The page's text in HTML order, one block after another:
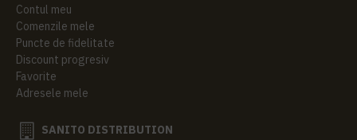
Contul meu
Comenzile mele
Puncte de fidelitate
Discount progresiv
Favorite
Adresele mele
SANITO DISTRIBUTION